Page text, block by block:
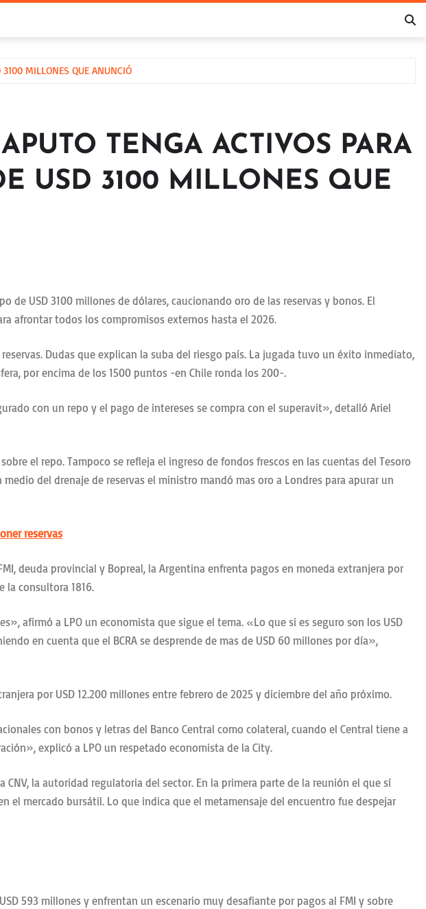
3100 MILLONES QUE ANUNCIÓ
TENGA ACTIVOS PARA
USD 3100 MILLONES QUE
USD 3100 millones de dólares, caucionando oro de las reservas y bonos. El
afrontar todos los compromisos externos hasta el 2026.
Dudas que explican la suba del riesgo país. La jugada tuvo un éxito inmediato,
por encima de los 1500 puntos -en Chile ronda los 200-.
con un repo y el pago de intereses se compra con el superavit», detalló Ariel
el repo. Tampoco se refleja el ingreso de fondos frescos en las cuentas del Tesoro
medio del drenaje de reservas el ministro mandó mas oro a Londres para apurar un
reservas
deuda provincial y Bopreal, la Argentina enfrenta pagos en moneda extranjera por
la consultora 1816.
afirmó a LPO un economista que sigue el tema. «Lo que si es seguro son los USD
en cuenta que el BCRA se desprende de mas de USD 60 millones por día»,
por USD 12.200 millones entre febrero de 2025 y diciembre del año próximo.
con bonos y letras del Banco Central como colateral, cuando el Central tiene a
explicó a LPO un respetado economista de la City.
la autoridad regulatoria del sector. En la primera parte de la reunión el que sí
el mercado bursátil. Lo que indica que el metamensaje del encuentro fue despejar
593 millones y enfrentan un escenario muy desafiante por pagos al FMI y sobre